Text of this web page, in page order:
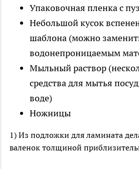
Упаковочная пленка с
Небольшой кусок
шаблона (можно
водонепроницаемым
Мыльный раствор
средства для мытья
воде)
Ножницы
1) Из подложки для ламината
валенок толщиной